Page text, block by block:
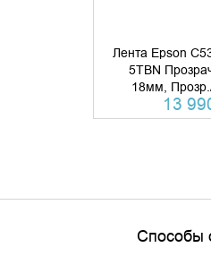
Лента Epson
5TBN
18мм,
13
Способы